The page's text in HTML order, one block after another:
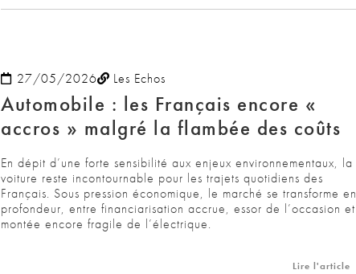
27/05/2026 Les Echos
Automobile : les Français encore «
accros » malgré la flambée des coûts
En dépit d’une forte sensibilité aux enjeux environnementaux, la
voiture reste incontournable pour les trajets quotidiens des
Français. Sous pression économique, le marché se transforme en
profondeur, entre financiarisation accrue, essor de l’occasion et
montée encore fragile de l’électrique.
Lire l'article